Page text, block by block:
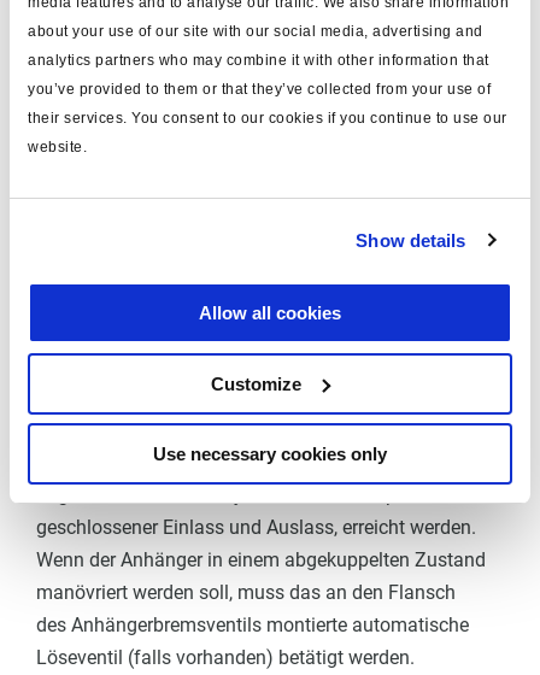
about your use of our site with our social media, advertising and
analytics partners who may combine it with other information that
you’ve provided to them or that they’ve collected from your use of
their services. You consent to our cookies if you continue to use our
website.
Show details
Allow all cookies
Customize
Use necessary cookies only
Überprüfen und Einstellen der
Voreilungund Löseventil
Anhängerbremsventile mit einer Voreilungsvorrichtung
Teilbremsbereich der Druck an den Anschlüssen 2
gegenüber dem Druck am Anschluss 4 von pe = 0 ...
Oberfläche des Steuerkolbens geleitet, nachdem ein
erhöhter Druck in den Anschlüssen 2 erreicht wurde
und nachdem die Ventilplatte der Voreilungvoorichtung
geschlossener Einlass und Auslass, erreicht werden.
Wenn der Anhänger in einem abgekuppelten Zustand
manövriert werden soll, muss das an den Flansch
des Anhängerbremsventils montierte automatische
Löseventil (falls vorhanden) betätigt werden.